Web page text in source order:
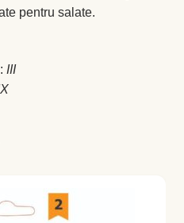
pentru salate.
III